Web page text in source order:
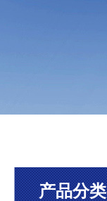
产品分类